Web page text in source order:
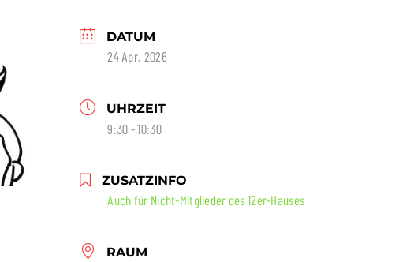
DATUM
24 Apr. 2026
UHRZEIT
9:30 - 10:30
ZUSATZINFO
Auch für Nicht-Mitglieder des 12er-Hauses
RAUM